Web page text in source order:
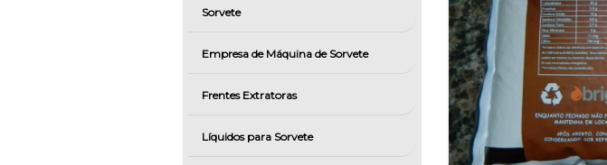
Sorvete
Empresa de Máquina de Sorvete
Frentes Extratoras
Líquidos para Sorvete